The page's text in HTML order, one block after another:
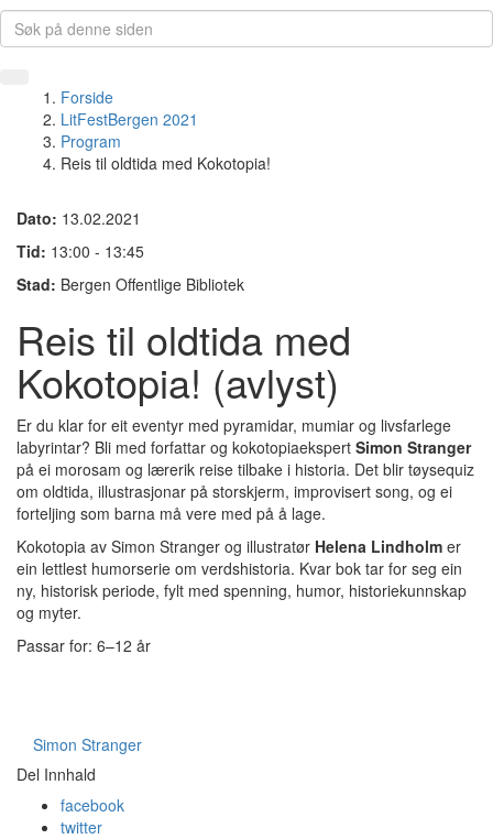
Forside
LitFestBergen 2021
Program
Reis til oldtida med Kokotopia!
Dato: 13.02.2021
Tid: 13:00 - 13:45
Stad: Bergen Offentlige Bibliotek
Reis til oldtida med
Kokotopia! (avlyst)
Er du klar for eit eventyr med pyramidar, mumiar og livsfarlege
labyrintar? Bli med forfattar og kokotopiaekspert Simon Stranger
på ei morosam og lærerik reise tilbake i historia. Det blir tøysequiz
om oldtida, illustrasjonar på storskjerm, improvisert song, og ei
forteljing som barna må vere med på å lage.
Kokotopia av Simon Stranger og illustratør Helena Lindholm er
ein lettlest humorserie om verdshistoria. Kvar bok tar for seg ein
ny, historisk periode, fylt med spenning, humor, historiekunnskap
og myter.
Passar for: 6–12 år
Simon Stranger
Del Innhald
facebook
twitter